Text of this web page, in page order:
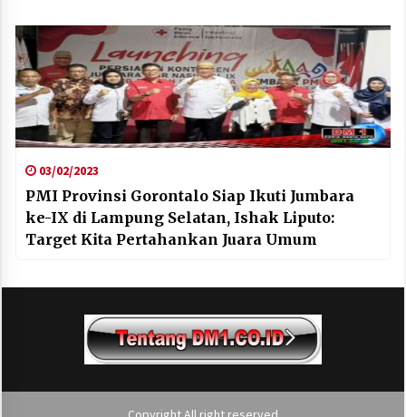
03/02/2023
PMI Provinsi Gorontalo Siap Ikuti Jumbara
ke-IX di Lampung Selatan, Ishak Liputo:
Target Kita Pertahankan Juara Umum